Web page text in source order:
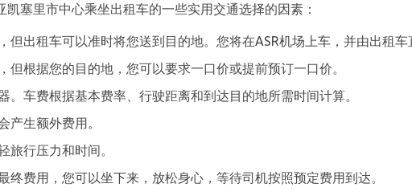
塞里市中心乘坐出租车的一些实用交通选择的因素：
但出租车可以准时将您送到目的地。您将在ASR机场上车，并由出租车
但根据您的目的地，您可以要求一口价或提前预订一口价。
。车费根据基本费率、行驶距离和到达目的地所需时间计算。
产生额外费用。
旅行压力和时间。
终费用，您可以坐下来，放松身心，等待司机按照预定费用到达。